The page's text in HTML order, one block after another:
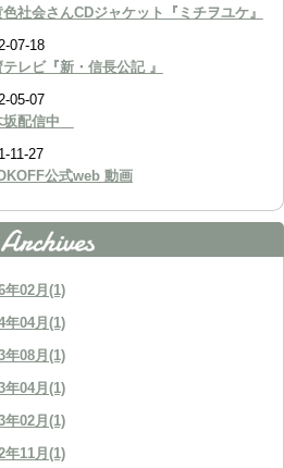
社会さんCDジャケット『ミチヲユケ』
07-18
レビ『新・信長公記 』
05-07
坂配信中
11-27
公式web 動画
年02月(1)
年04月(1)
年08月(1)
年04月(1)
年02月(1)
年11月(1)